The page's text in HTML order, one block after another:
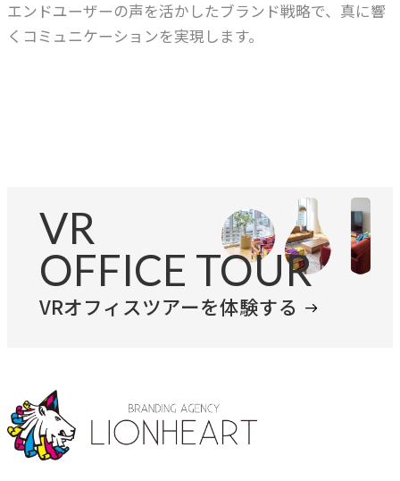
エンドユーザーの声を活かしたブランド戦略で、真に響
くコミュニケーションを実現します。
VR
OFFICE TOUR
VRオフィスツアーを体験する